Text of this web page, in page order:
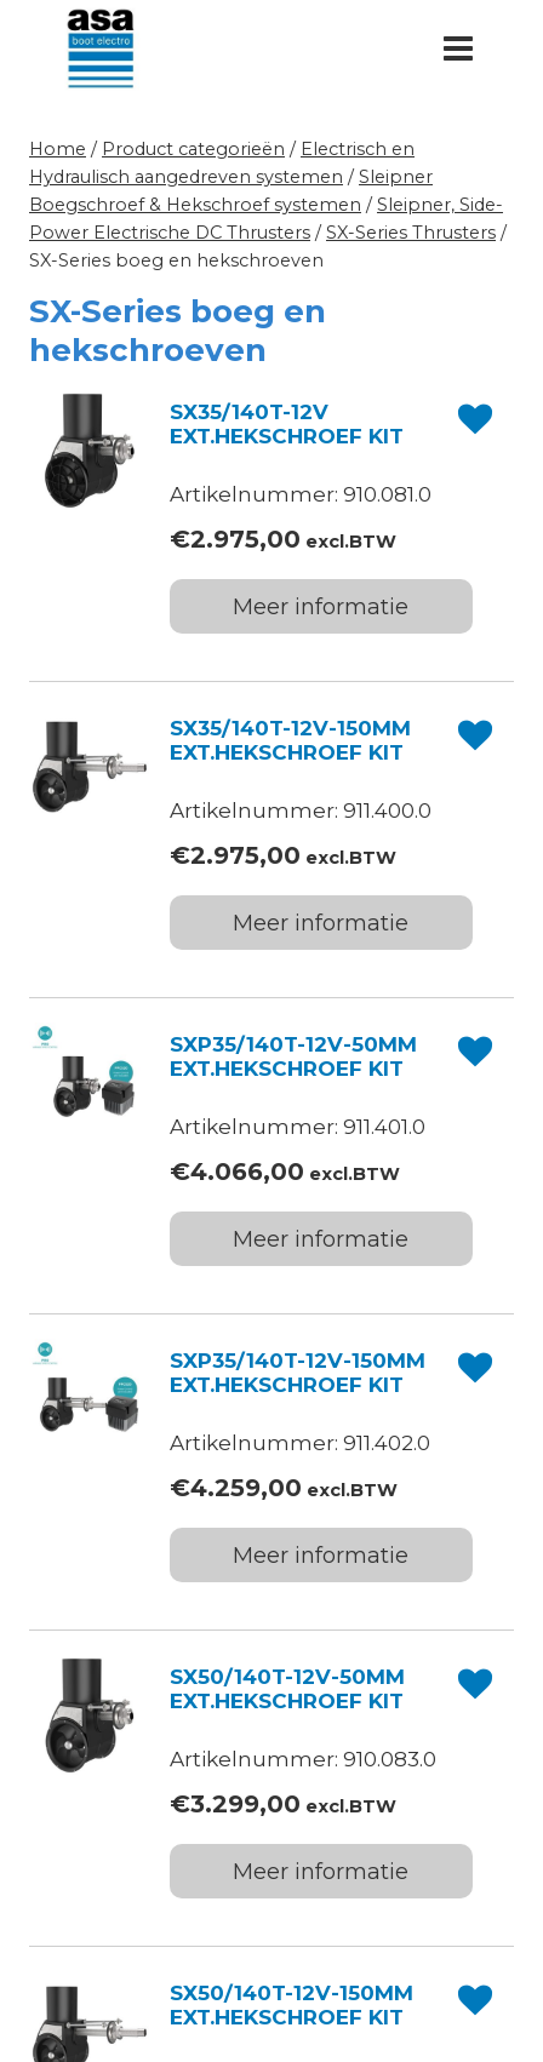
Doorgaan
inhoud
Home / Product categorieën / Electrisch en
Hydraulisch aangedreven systemen / Sleipner
Boegschroef & Hekschroef systemen / Sleipner, Side-
Power Electrische DC Thrusters / SX-Series Thrusters /
SX-Series boeg en hekschroeven
SX-Series boeg en
hekschroeven
SX35/140T-12V
EXT.HEKSCHROEF KIT
Artikelnummer: 910.081.0
€2.975,00 excl.BTW
Meer informatie
SX35/140T-12V-150MM
EXT.HEKSCHROEF KIT
Artikelnummer: 911.400.0
€2.975,00 excl.BTW
Meer informatie
SXP35/140T-12V-50MM
EXT.HEKSCHROEF KIT
Artikelnummer: 911.401.0
€4.066,00 excl.BTW
Meer informatie
SXP35/140T-12V-150MM
EXT.HEKSCHROEF KIT
Artikelnummer: 911.402.0
€4.259,00 excl.BTW
Meer informatie
SX50/140T-12V-50MM
EXT.HEKSCHROEF KIT
Artikelnummer: 910.083.0
€3.299,00 excl.BTW
Meer informatie
SX50/140T-12V-150MM
EXT.HEKSCHROEF KIT